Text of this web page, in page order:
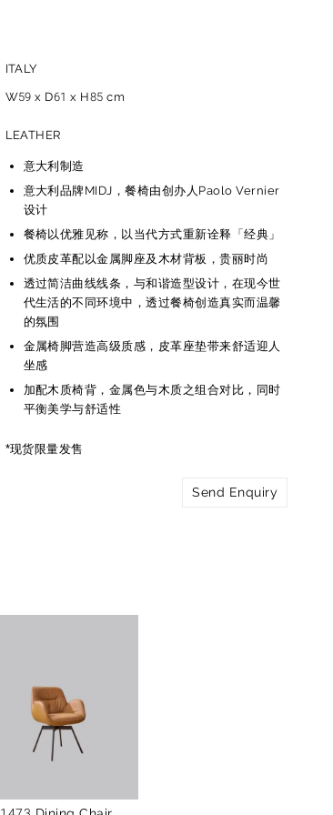
ITALY
W59 x D61 x H85 cm
LEATHER
意大利制造
意大利品牌MIDJ，餐椅由创办人Paolo Vernier
设计
餐椅以优雅见称，以当代方式重新诠释「经典」
优质皮革配以金属脚座及木材背板，贵丽时尚
透过简洁曲线线条，与和谐造型设计，在现今世
代生活的不同环境中，透过餐椅创造真实而温馨
的氛围
金属椅脚营造高级质感，皮革座垫带来舒适迎人
坐感
加配木质椅背，金属色与木质之组合对比，同时
平衡美学与舒适性
*现货限量发售
Send Enquiry